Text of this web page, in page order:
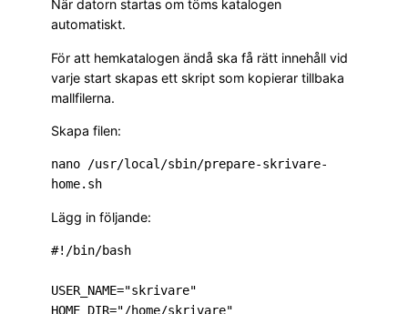
När datorn startas om töms katalogen
automatiskt.
För att hemkatalogen ändå ska få rätt innehåll vid
varje start skapas ett skript som kopierar tillbaka
mallfilerna.
Skapa filen:
nano /usr/local/sbin/prepare-skrivare-
Lägg in följande:
#!/bin/bash
USER_NAME="skrivare"
HOME_DIR="/home/skrivare"